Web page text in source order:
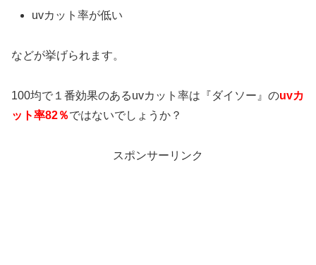
uvカット率が低い
などが挙げられます。
100均で１番効果のあるuvカット率は『ダイソー』のuvカ
ット率82％ではないでしょうか？
スポンサーリンク